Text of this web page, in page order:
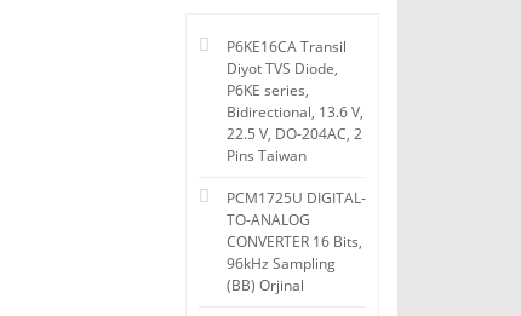
P6KE16CA Transil
Diyot TVS Diode,
P6KE series,
Bidirectional, 13.6 V,
22.5 V, DO-204AC, 2
Pins Taiwan
PCM1725U DIGITAL-
TO-ANALOG
CONVERTER 16 Bits,
96kHz Sampling
(BB) Orjinal